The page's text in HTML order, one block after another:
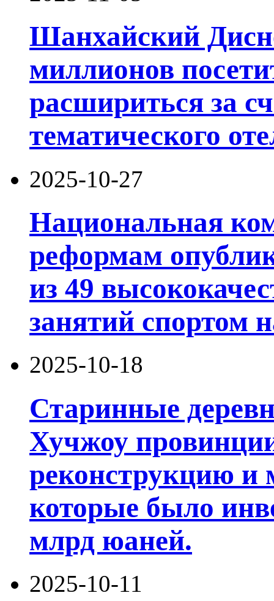
Шанхайский
миллионов
расшириться за
тематического
2025-10-27
Национальная
реформам
из 49
занятий спортом
2025-10-18
Старинные
Хучжоу
реконструкцию и
которые было
млрд юаней.
2025-10-11